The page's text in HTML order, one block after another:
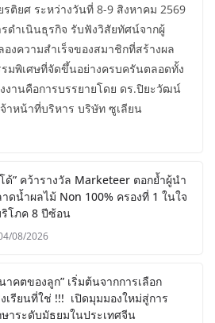
ติยศ ระหว่างวันที่ 8-9 สิงหาคม 2569
ดำเนินธุรกิจ รับฟังวิสัยทัศน์จากผู้
งความสำเร็จของสมาชิกที่สร้างผล
มพิเศษที่จัดขึ้นอย่างครบครันตลอดทั้ง
งานคือการบรรยายโดย ดร.ปิยะวัฒน์
าหน้าที่บริหาร บริษัท ซูเลียน
ด้” คว้ารางวัล Marketeer ตอกย้ำผู้นำ
ดน้ำผลไม้ Non 100% ครองที่ 1 ในใจ
โภค 8 ปีซ้อน
08/2026
าคตของลูก” เริ่มต้นจากการเลือก
เรียนที่ใช่ !!! เปิดมุมมองใหม่สู่การ
าระดับมัธยมในประเทศจีน